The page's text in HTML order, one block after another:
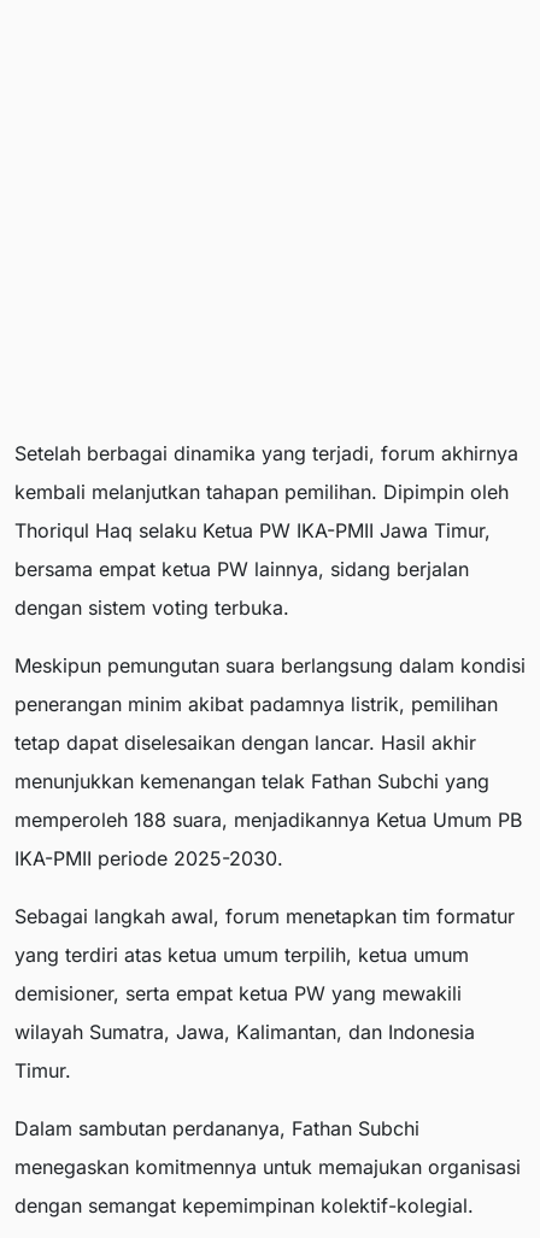
Setelah berbagai dinamika yang terjadi, forum akhirnya
kembali melanjutkan tahapan pemilihan. Dipimpin oleh
Thoriqul Haq selaku Ketua PW IKA-PMII Jawa Timur,
bersama empat ketua PW lainnya, sidang berjalan
dengan sistem voting terbuka.
Meskipun pemungutan suara berlangsung dalam kondisi
penerangan minim akibat padamnya listrik, pemilihan
tetap dapat diselesaikan dengan lancar. Hasil akhir
menunjukkan kemenangan telak Fathan Subchi yang
memperoleh 188 suara, menjadikannya Ketua Umum PB
IKA-PMII periode 2025-2030.
Sebagai langkah awal, forum menetapkan tim formatur
yang terdiri atas ketua umum terpilih, ketua umum
demisioner, serta empat ketua PW yang mewakili
wilayah Sumatra, Jawa, Kalimantan, dan Indonesia
Timur.
Dalam sambutan perdananya, Fathan Subchi
menegaskan komitmennya untuk memajukan organisasi
dengan semangat kepemimpinan kolektif-kolegial.